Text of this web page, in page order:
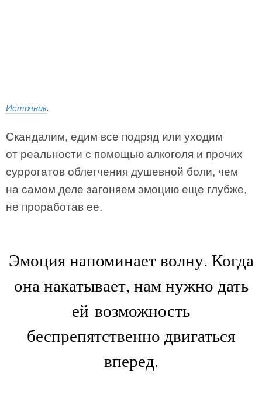
Источник.
Скандалим, едим все подряд или уходим
от реальности с помощью алкоголя и прочих
суррогатов облегчения душевной боли, чем
на самом деле загоняем эмоцию еще глубже,
не проработав ее.
Эмоция напоминает волну. Когда
она накатывает, нам нужно дать
ей возможность
беспрепятственно двигаться
вперед.